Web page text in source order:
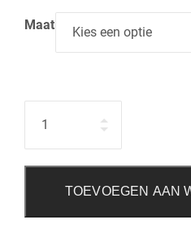
Maat
TOEVOEGEN AAN